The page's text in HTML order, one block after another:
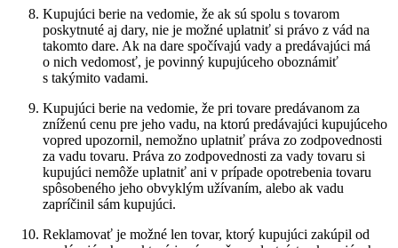
Kupujúci berie na vedomie, že ak sú spolu s tovarom
poskytnuté aj dary, nie je možné uplatniť si právo z vád na
takomto dare. Ak na dare spočívajú vady a predávajúci má
o nich vedomosť, je povinný kupujúceho oboznámiť
s takýmito vadami.
Kupujúci berie na vedomie, že pri tovare predávanom za
zníženú cenu pre jeho vadu, na ktorú predávajúci kupujúceho
vopred upozornil, nemožno uplatniť práva zo zodpovednosti
za vadu tovaru. Práva zo zodpovednosti za vady tovaru si
kupujúci nemôže uplatniť ani v prípade opotrebenia tovaru
spôsobeného jeho obvyklým užívaním, alebo ak vadu
zapríčinil sám kupujúci.
Reklamovať je možné len tovar, ktorý kupujúci zakúpil od